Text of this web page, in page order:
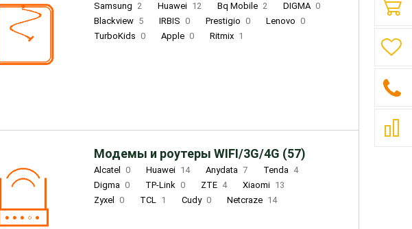
Samsung 2 Huawei 12 Bq Mobile 2 DIGMA 0
Blackview 5 IRBIS 0 Prestigio 0 Lenovo 0
TurboKids 0 Apple 0 Ritmix 1
Модемы и роутеры WIFI/3G/4G (57)
Alcatel 0 Huawei 14 Anydata 7 Tenda 4
Digma 0 TP-Link 0 ZTE 4 Xiaomi 13
Zyxel
0 TCL 1 Cudy 0 Netcraze 14